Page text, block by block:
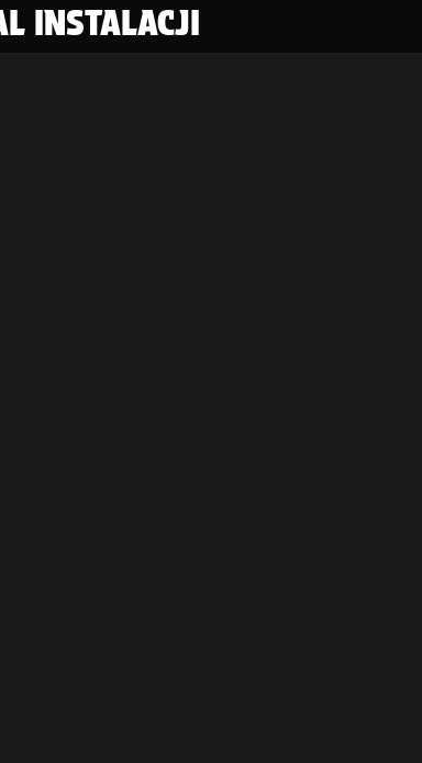
INSTALACJI